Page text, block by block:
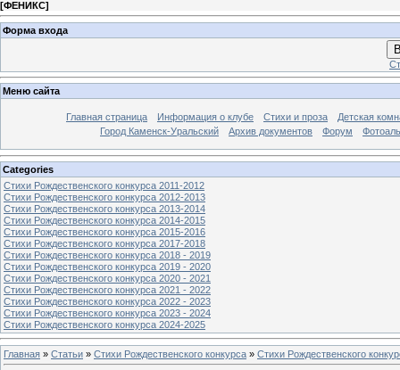
[ФЕНИКС]
Форма входа
Меню сайта
Главная страница Информация о клубе Стихи и проза
Детская
Город Каменск-Уральский
Архив документов Форум
Categories
Стихи Рождественского конкурса 2011-2012
Стихи Рождественского конкурса 2012-2013
Стихи Рождественского конкурса 2013-2014
Стихи Рождественского конкурса 2014-2015
Стихи Рождественского конкурса 2015-2016
Стихи Рождественского конкурса 2017-2018
Стихи Рождественского конкурса 2018 - 2019
Стихи Рождественского конкурса 2019 - 2020
Стихи Рождественского конкурса 2020 - 2021
Стихи Рождественского конкурса 2021 - 2022
Стихи Рождественского конкурса 2022 - 2023
Стихи Рождественского конкурса 2023 - 2024
Стихи Рождественского конкурса 2024-2025
Главная » Статьи » Стихи Рождественского конкурса » Стихи Рождественского